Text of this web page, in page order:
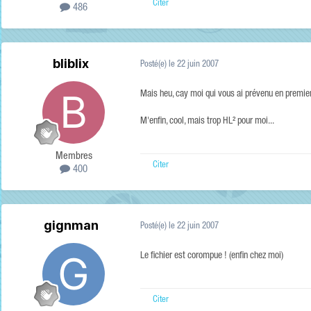
486
Citer
bliblix
Membres
400
Posté(e) le 22 juin 2007
Mais heu, cay moi qui vous ai prévenu en
M'enfin, cool, mais trop HL² pour moi...
Citer
gignman Posté(e) le 22 juin 2007
Le fichier est corompue ! (enfin chez moi)
Citer